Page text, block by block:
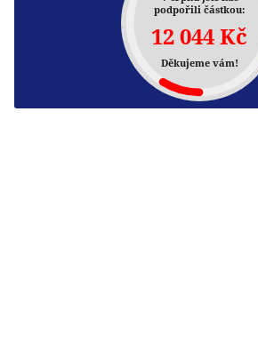
podpořili částkou:
12 044 Kč
Děkujeme vám!